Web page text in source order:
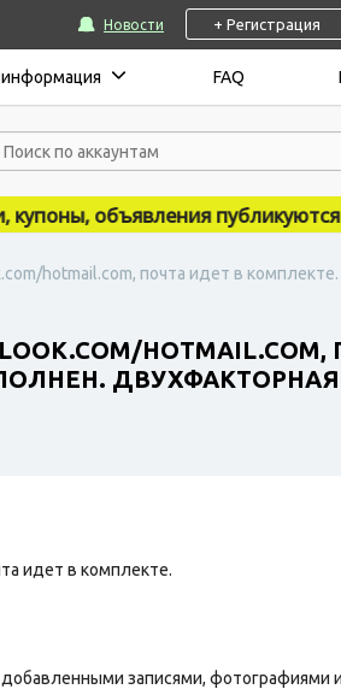
Новости + Регистрация
FAQ
объявления публикуются
hotmail.com, почта идет в
идет в комплекте.
записями, фотографиями